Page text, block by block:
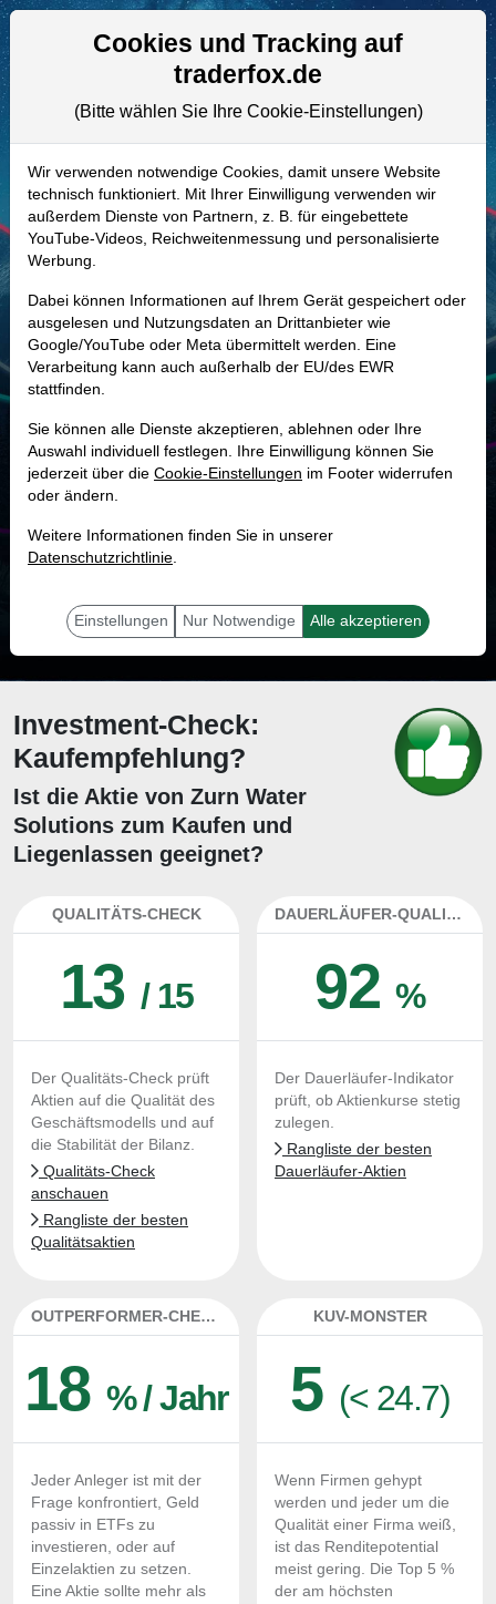
Aktien- und Artikelsuche
A3C4XJ | ZWS–Zurn Water
Solutions Aktie
Realtime-Aktienkurs:
- - -
-
Marktkapitalisierung 8,53 Mrd. USD
Unternehmenswert
Umsatz 1,70 Mrd. USD
70.4 %
mit dieser Aktie erfolgreich sein.
Investment-Check:
Kaufempfehlung?
Ist die Aktie von Zurn Water
Solutions zum Kaufen und
Liegenlassen geeignet?
QUALITÄTS-CHECK
13 / 15
Der Qualitäts-Check prüft
Aktien auf die Qualität des
Geschäftsmodells und auf
die Stabilität der Bilanz.
Qualitäts-Check
anschauen
Rangliste der besten
Qualitätsaktien
DAUERLÄUFER-QUALITÄTEN
92%
Der Dauerläufer-Indikator
prüft, ob Aktienkurse stetig
zulegen.
Rangliste der besten
Dauerläufer-Aktien
OUTPERFORMER-CHECK
18 % / Jahr
Jeder Anleger ist mit der
Frage konfrontiert, Geld
passiv in ETFs zu
investieren, oder auf
Einzelaktien zu setzen.
Eine Aktie sollte mehr als
KUV-MONSTER
5 (< 24.7)
Wenn Firmen gehypt
werden und jeder um die
Qualität einer Firma weiß,
ist das Renditepotential
meist gering. Die Top 5 %
der am höchsten
Cookies und Tracking auf
traderfox.de
(Bitte wählen Sie Ihre Cookie-Einstellungen)
Wir verwenden notwendige Cookies, damit unsere Website
technisch funktioniert. Mit Ihrer Einwilligung verwenden wir
außerdem Dienste von Partnern, z. B. für eingebettete
YouTube-Videos, Reichweitenmessung und personalisierte
Werbung.
Dabei können Informationen auf Ihrem Gerät gespeichert oder
ausgelesen und Nutzungsdaten an Drittanbieter wie
Google/YouTube oder Meta übermittelt werden. Eine
Verarbeitung kann auch außerhalb der EU/des EWR
stattfinden.
Sie können alle Dienste akzeptieren, ablehnen oder Ihre
Auswahl individuell festlegen. Ihre Einwilligung können Sie
jederzeit über die Cookie-Einstellungen im Footer widerrufen
oder ändern.
Weitere Informationen finden Sie in unserer
Datenschutzrichtlinie.
Einstellungen Nur Notwendige Alle akzeptieren